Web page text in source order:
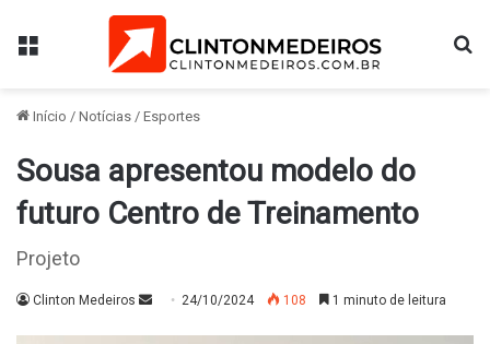
Menu
Início / Notícias / Esportes
Sousa apresentou modelo do
futuro Centro de Treinamento
Projeto
Clinton Medeiros
Mande24/10/2024 108 1 minuto de leitura